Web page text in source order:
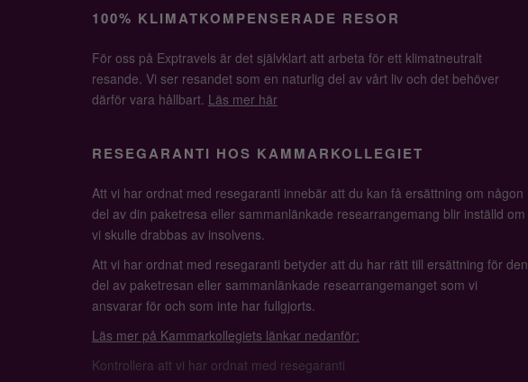
100% KLIMATKOMPENSERADE RESOR
För oss på Exptravels är det självklart att arbeta för ett klimatneutralt
resande. Vi ser resandet som en naturlig del av vårt liv och det behöver
därför vara hållbart. Läs mer här
RESEGARANTI HOS KAMMARKOLLEGIET
Att vi har ordnat med resegaranti innebär att du kan få ersättning om någon
del av din paketresa eller sammanlänkade researrangemang blir inställd om
vi skulle drabbas av insolvens.
Att vi har ordnat med resegaranti betyder att du har rätt till ersättning för den
del av paketresan eller sammanlänkade researrangemanget som vi
ansvarar för och som inte har fullgjorts.
Läs mer på Kammarkollegiets länkar nedanför:
Kontrollera att vi har ordnat med resegaranti